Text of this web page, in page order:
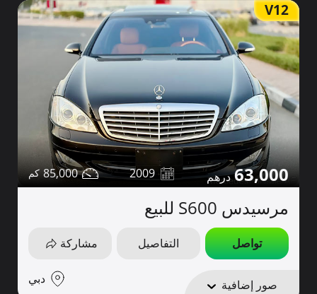
V12
63,000
2009
85,000
مرسيدس S600 للبيع
تواصل التفاصيل مشاركة
صور إضافية دبي